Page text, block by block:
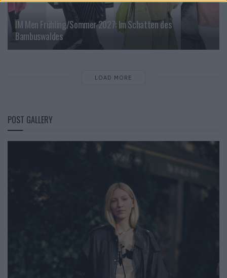
IM Men Frühling/Sommer 2027: Im Schatten des
Bambuswaldes
LOAD MORE
POST GALLERY